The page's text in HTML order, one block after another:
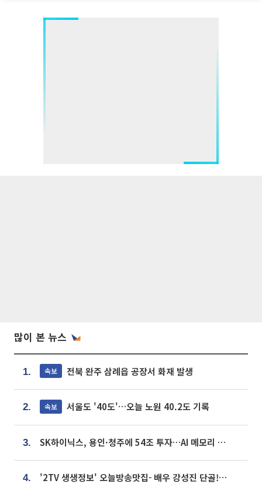
많이 본 뉴스
1. 속보 전북 완주 삼례읍 공장서 화재 발생
2. 속보 서울도 '40도'…오늘 노원 40.2도 기록
3. SK하이닉스, 용인·청주에 54조 투자…AI 메모리 생산기지 키운다
4. '2TV 생생정보' 오늘방송맛집- 배우 강성진 단골! 쌀국수ㆍ푸팟퐁 커리 맛집 '블○○○'